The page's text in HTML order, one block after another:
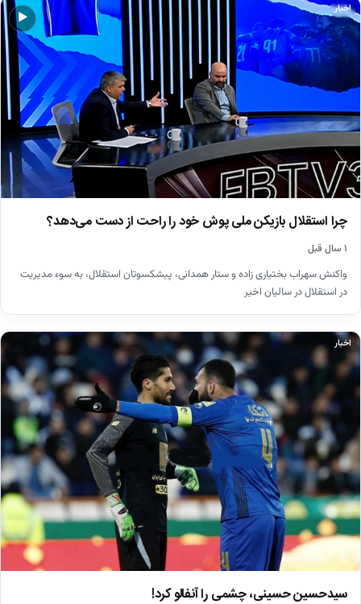
▶
اخبار
چرا استقلال بازیکن ملی پوش خود را راحت از دست می‌دهد؟
۱ سال قبل
واکنش سهراب بختیاری زاده و ستار همدانی، پیشکسوتان استقلال، به سوء مدیریت
در استقلال در سالیان اخیر
اخبار
سیدحسین حسینی، چشمی را آنفالو کرد!